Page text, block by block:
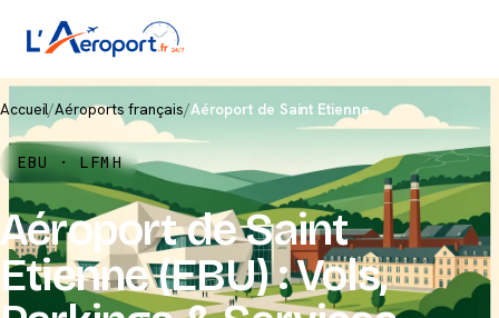
Accueil/Aéroports français/Aéroport de Saint Etienne
EBU · LFMH
Aéroport de Saint
Etienne (EBU) : Vols,